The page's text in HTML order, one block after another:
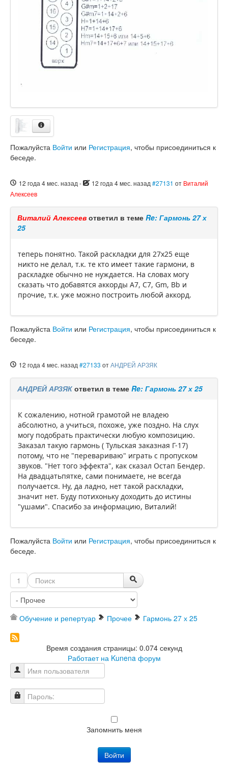
Пожалуйста Войти или Регистрация, чтобы присоединиться к
беседе.
12 года 4 мес. назад - 12 года 4 мес. назад #27131 от Виталий
Алексеев
Виталий Алексеев ответил в теме Re: Гармонь 27 х
25
теперь понятно. Такой раскладки для 27x25 еще
никто не делал, т.к. те кто имеет такие гармони, в
раскладке обычно не нуждается. На словах могу
сказать что добавятся аккорды A7, С7, Gm, Bb и
прочие, т.к. уже можно построить любой аккорд.
Пожалуйста Войти или Регистрация, чтобы присоединиться к
беседе.
12 года 4 мес. назад #27133 отАНДРЕЙ АРЗЯК
АНДРЕЙ АРЗЯК ответил в теме Re: Гармонь 27 х 25
К сожалению, нотной грамотой не владею
абсолютно, а учиться, похоже, уже поздно. На слух
могу подобрать практически любую композицию.
Заказал такую гармонь ( Тульская заказная Г-17)
потому, что не "перевариваю" играть с пропуском
звуков. "Нет того эффекта", как сказал Остап Бендер.
На двадцатьпятке, сами понимаете, не всегда
получается. Ну, да ладно, нет такой раскладки,
значит нет. Буду потихоньку доходить до истины
"ушами". Спасибо за информацию, Виталий!
Пожалуйста Войти или Регистрация, чтобы присоединиться к
беседе.
1
Обучение и репертуар Прочее Гармонь 27 х 25
Время создания страницы: 0.074 секунд
Работает на Kunena форум
Имя пользователя
Пароль:
Запомнить меня
Войти